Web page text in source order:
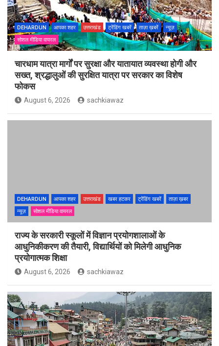
DEHARDUN आपका शहर उत्तराखंड ट्रेंडिंग खबरें ताज़ा ख़बरें
न्यूज़
सोशल मीडिया वायरल
चारधाम यात्रा मार्गों पर सुरक्षा और यातायात व्यवस्था होगी और
सख्त, श्रद्धालुओं की सुरक्षित यात्रा पर सरकार का विशेष
फोकस
August 6, 2026 sachkiawaz
DEHARDUN आपका शहर उत्तराखंड खबर हटकर ट्रेंडिंग खबरें
ताज़ा ख़बर
न्यूज़
सोशल मीडिया वायरल
राज्य के सरकारी स्कूलों में विज्ञान प्रयोगशालाओं के
आधुनिकीकरण की तैयारी, विद्यार्थियों को मिलेगी आधुनिक
प्रयोगात्मक शिक्षा
August 6, 2026 sachkiawaz